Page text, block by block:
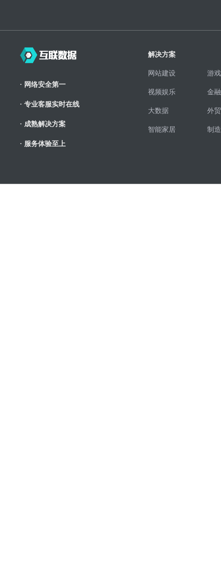
· 网络安全第一
· 专业客服实时在线
· 成熟解决方案
· 服务体验至上
解决方案
网站建设 游
视频娱乐 金
大数据 外
智能家居 制